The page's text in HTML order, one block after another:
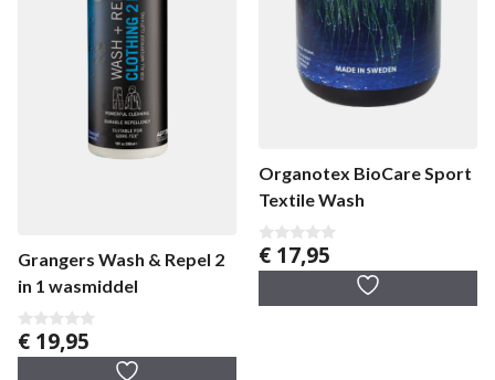
Grangers Wash & Repel 2
in 1 wasmiddel
0
v
€ 19,95
Organotex BioCare Sport
Textile Wash
0
v
5
€ 17,95